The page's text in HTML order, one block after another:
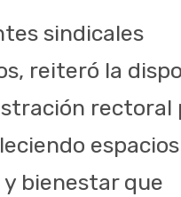
sindicales
reiteró la
rectoral
bienestar que